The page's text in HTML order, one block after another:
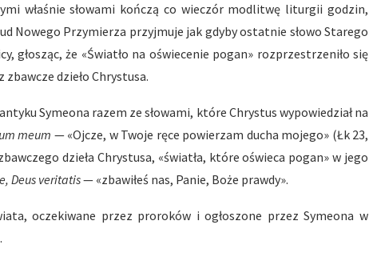
właśnie słowami kończą co wieczór modlitwę liturgii godzin,
Nowego Przymierza przyjmuje jak gdyby ostatnie słowo Starego
głosząc, że «Światło na oświecenie pogan» rozprzestrzeniło się
dzieło Chrystusa.
Symeona razem ze słowami, które Chrystus wypowiedział na
meum — «Ojcze, w Twoje ręce powierzam ducha mojego» (Łk 23,
dzieła Chrystusa, «światła, które oświeca pogan» w jego
Deus veritatis— «zbawiłeś nas, Panie, Boże prawdy».
oczekiwane przez proroków i ogłoszone przez Symeona w